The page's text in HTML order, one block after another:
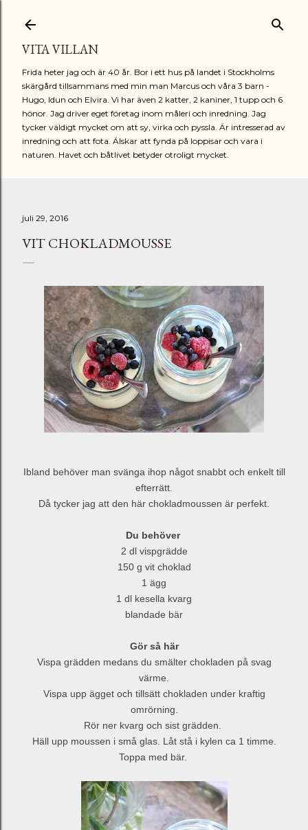
VITA VILLAN
Frida heter jag och är 40 år. Bor i ett hus på landet i Stockholms
skärgård tillsammans med min man Marcus och våra 3 barn -
Hugo, Idun och Elvira. Vi har även 2 katter, 2 kaniner, 1 tupp och 6
hönor. Jag driver eget företag inom måleri och inredning. Jag
tycker väldigt mycket om att sy, virka och pyssla. Är intresserad av
inredning och att fota. Älskar att fynda på loppisar och vara i
naturen. Havet och båtlivet betyder otroligt mycket.
juli 29, 2016
VIT CHOKLADMOUSSE
Ibland behöver man svänga ihop något snabbt och enkelt till
efterrätt.
Då tycker jag att den här chokladmoussen är perfekt.
Du behöver
2 dl vispgrädde
150 g vit choklad
1 ägg
1 dl kesella kvarg
blandade bär
Gör så här
Vispa grädden medans du smälter chokladen på svag
värme.
Vispa upp ägget och tillsätt chokladen under kraftig
omrörning.
Rör ner kvarg och sist grädden.
Häll upp moussen i små glas. Låt stå i kylen ca 1 timme.
Toppa med bär.